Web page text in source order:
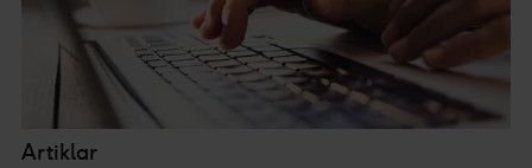
Artiklar